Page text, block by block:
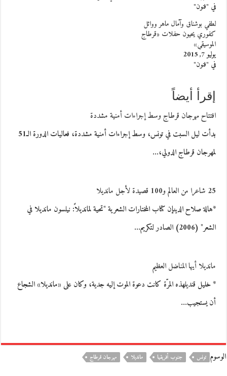
في "فنون"
لطفي بوشناق وآمال ماهر ووائل
كفوري يحيون حفلات «قرطاج
الموسيقي»
يوليو 7, 2015
في "فنون"
إقرأ أيضاً
افتتاح مهرجان قرطاج وسط إجراءات أمنية مشددة
بدأت ليل السبت في تونس، وسط إجراءات أمنية مشددة، فعاليات الدورة الـ51
لمهرجان قرطاج الدولي،…
25 شاعرا من العالم و100 قصيدة لأجل مانديلا
*هالة صلاح الدينإن كتاب المختارات الشعرية "تحية لمانديلاً: نيلسون مانديلا في
الشعر" (2006) الصادر لتكريم…
مانديلا أيها المناضل العظيم
* خليل قنديلهذه المرّة كانت دعوة الموت إليه جدية، وكان على «مانديلا» الشجاع
أن يستجيب…
الوسوم تونس جنوب أفريقيا مانديلا مهرجان قرطاج